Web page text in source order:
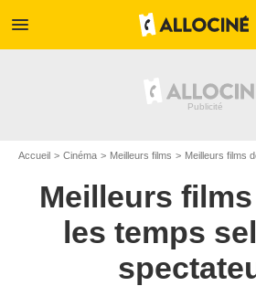
menu
Accueil Cinéma Meilleurs films Meilleurs films
Meilleurs
les temps